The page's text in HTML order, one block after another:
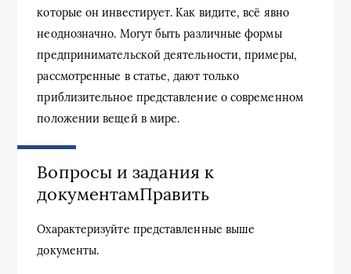
которые он инвестирует. Как видите, всё явно
неоднозначно. Могут быть различные формы
предпринимательской деятельности, примеры,
рассмотренные в статье, дают только
приблизительное представление о современном
положении вещей в мире.
Вопросы и задания к
документамПравить
Охарактеризуйте представленные выше
документы.